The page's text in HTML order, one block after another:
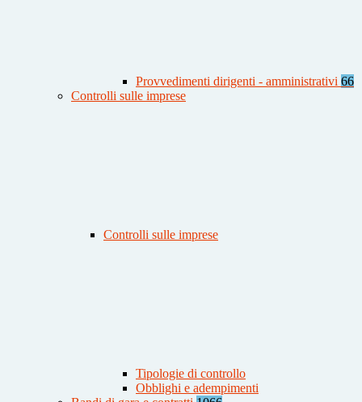
Provvedimenti dirigenti - amministrativi 66
Controlli sulle imprese
Controlli sulle imprese
Tipologie di controllo
Obblighi e adempimenti